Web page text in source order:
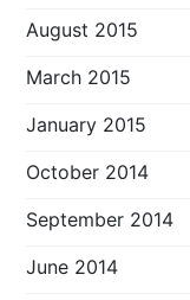
August 2015
March 2015
January 2015
October 2014
September 2014
June 2014